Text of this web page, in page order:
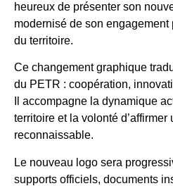
heureux de présenter son
modernisé de son
du territoire.
Ce changement graphique
du PETR : coopération,
Il accompagne la dynamique
territoire et la volonté d’affirmer
reconnaissable.
Le nouveau logo sera
supports officiels, documents